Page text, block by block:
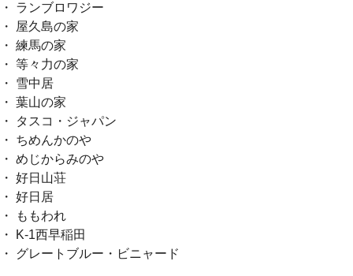
・ ランブロワジー
・ 屋久島の家
・ 練馬の家
・ 等々力の家
・ 雪中居
・ 葉山の家
・ タスコ・ジャパン
・ ちめんかのや
・ めじからみのや
・ 好日山荘
・ 好日居
・ ももわれ
・ K-1西早稲田
・ グレートブルー・ビニャード